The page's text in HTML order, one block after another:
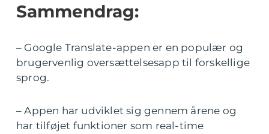
Sammendrag:
– Google Translate-appen er en populær og
brugervenlig oversættelsesapp til forskellige
sprog.
– Appen har udviklet sig gennem årene og
har tilføjet funktioner som real-time